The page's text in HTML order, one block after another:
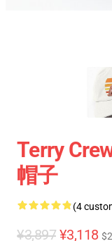
Terry
帽子
(4
¥3,897 ¥3,118